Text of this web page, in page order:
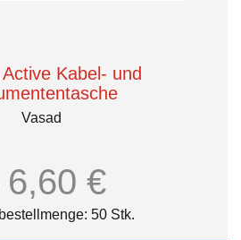
Kabel- und
Vasad
6,60 €
50 Stk.